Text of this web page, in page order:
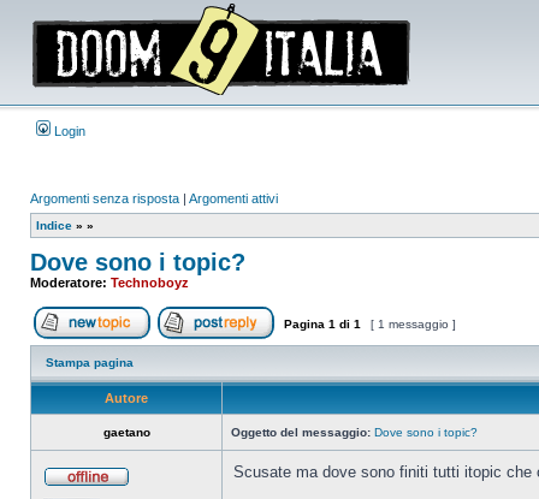
Login
Argomenti senza risposta | Argomenti attivi
Indice » »
Dove sono i topic?
Moderatore: Technoboyz
Apri un nuovo argomentoRispondi all’argomento
Pagina 1 di 1 [ 1 messaggio ]
Stampa pagina
Autore
gaetano Oggetto del messaggio: Dove sono i topic?
Scusate ma dove sono finiti tutti itopic che